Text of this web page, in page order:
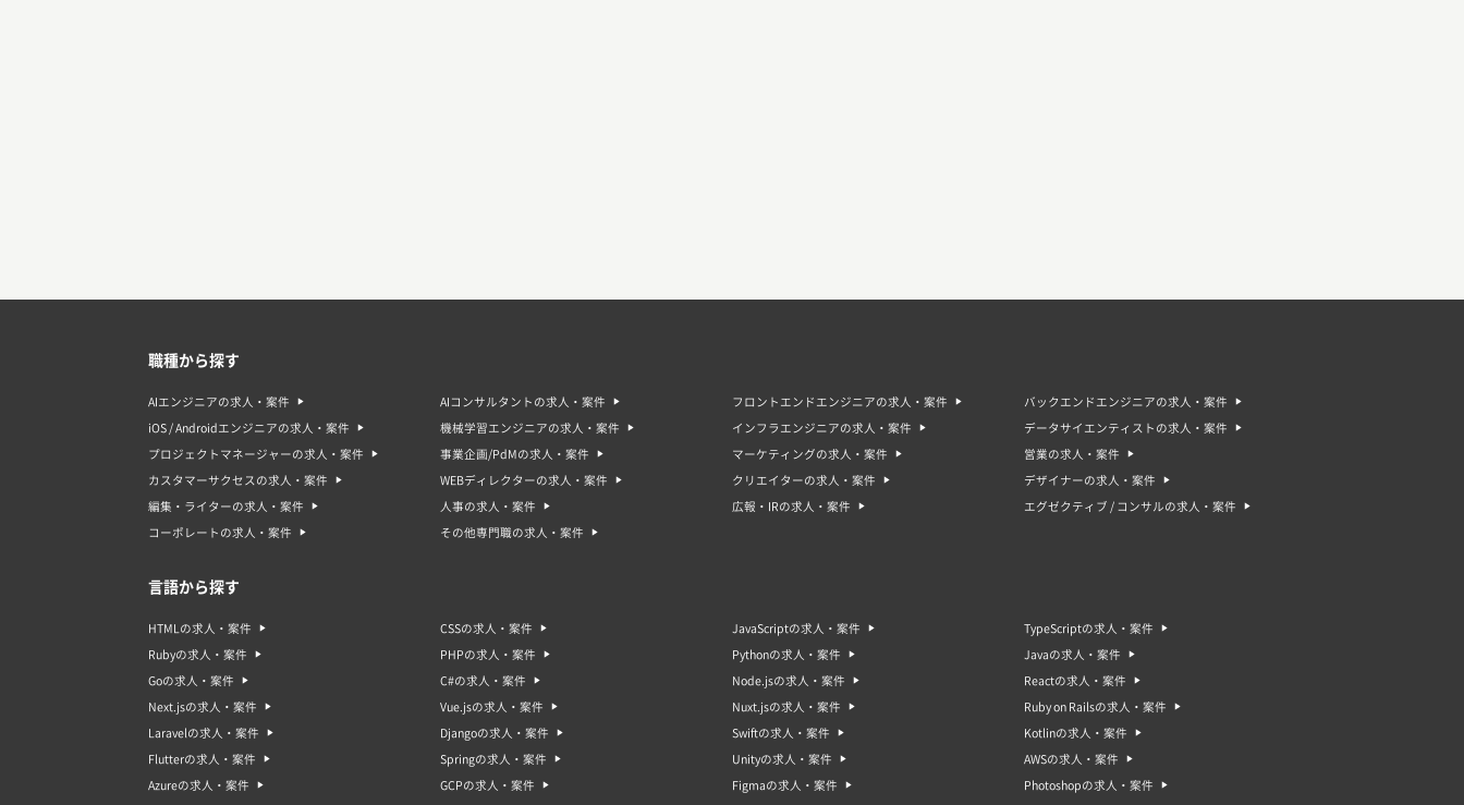
職種から探す
AIエンジニアの求人・案件 AIコンサルタントの求人・案件 フロントエンドエンジニアの求人・案件 バックエンドエンジニアの求人・案件
iOS / Androidエンジニアの求人・案件 機械学習エンジニアの求人・案件 インフラエンジニアの求人・案件 データサイエンティストの求人・案件
プロジェクトマネージャーの求人・案件 事業企画/PdMの求人・案件 マーケティングの求人・案件 営業の求人・案件
カスタマーサクセスの求人・案件 WEBディレクターの求人・案件 クリエイターの求人・案件 デザイナーの求人・案件
編集・ライターの求人・案件 人事の求人・案件 広報・IRの求人・案件 エグゼクティブ / コンサルの求人・案件
コーポレートの求人・案件 その他専門職の求人・案件
言語から探す
HTMLの求人・案件 CSSの求人・案件 JavaScriptの求人・案件 TypeScriptの求人・案件
Rubyの求人・案件 PHPの求人・案件 Pythonの求人・案件 Javaの求人・案件
Goの求人・案件 C#の求人・案件 Node.jsの求人・案件 Reactの求人・案件
Next.jsの求人・案件 Vue.jsの求人・案件 Nuxt.jsの求人・案件 Ruby on Railsの求人・案件
Laravelの求人・案件 Djangoの求人・案件 Swiftの求人・案件 Kotlinの求人・案件
Flutterの求人・案件 Springの求人・案件 Unityの求人・案件 AWSの求人・案件
Azureの求人・案件 GCPの求人・案件 Figmaの求人・案件 Photoshopの求人・案件